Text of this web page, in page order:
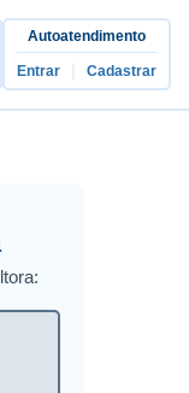
Autoatendimento
Entrar | Cadastrar